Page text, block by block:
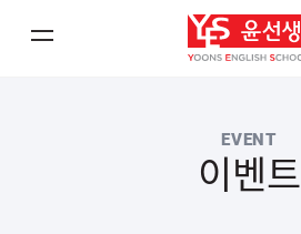
EVENT
이벤트